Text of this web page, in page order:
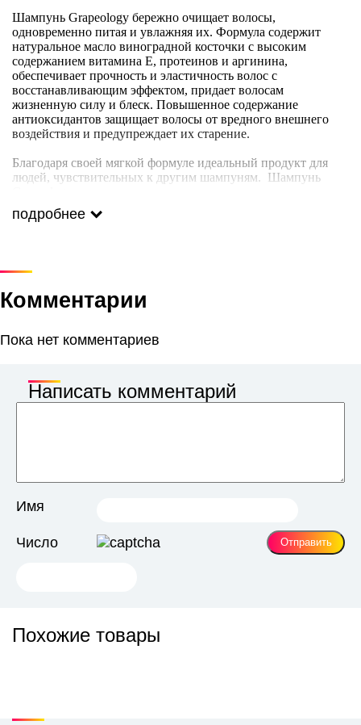
Шампунь Grapeology бережно очищает волосы,
одновременно питая и увлажняя их. Формула содержит
натуральное масло виноградной косточки с высоким
содержанием витамина Е, протеинов и аргинина,
обеспечивает прочность и эластичность волос с
восстанавливающим эффектом, придает волосам
жизненную силу и блеск. Повышенное содержание
антиоксидантов защищает волосы от вредного внешнего
воздействия и предупреждает их старение.
Благодаря своей мягкой формуле идеальный продукт для
людей, чувствительных к другим шампуням. Шампунь
Grapeology. Смыть и повторить процесс, оставив шампунь
на некоторое время на волосах. Смыть водой.
подробнее
Комментарии
Пока нет комментариев
Написать комментарий
Имя
Число
Похожие товары